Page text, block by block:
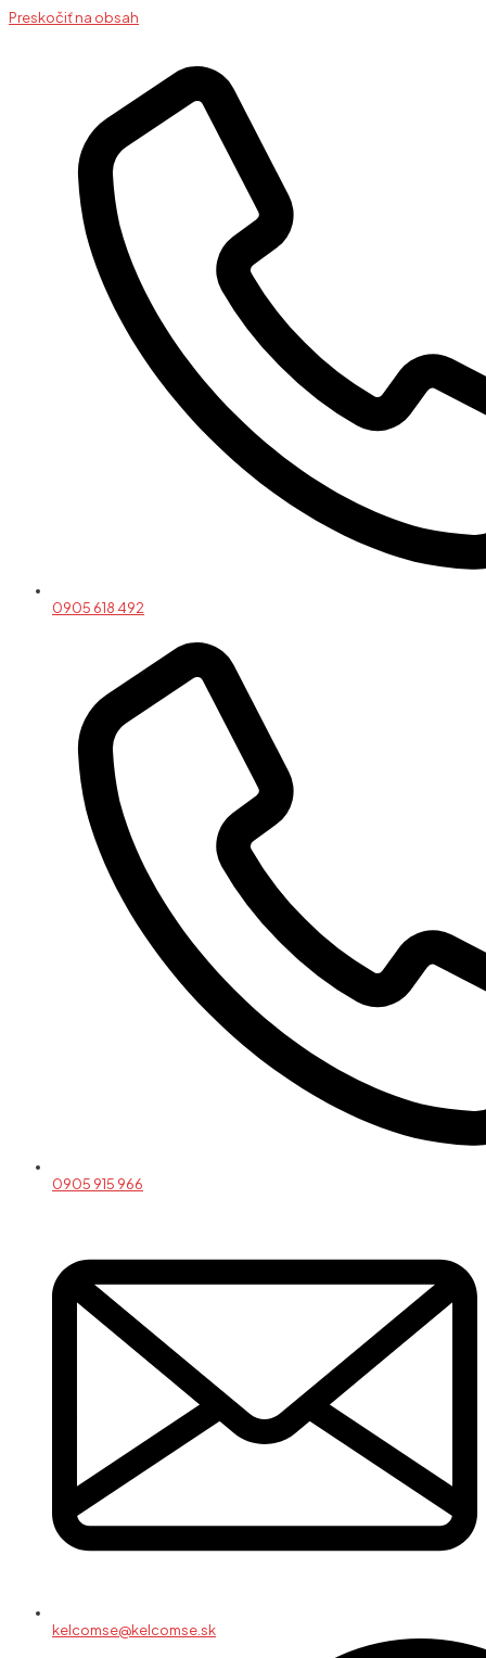
Preskočiť na obsah
0905 618 492
0905 915 966
kelcomse@kelcomse.sk